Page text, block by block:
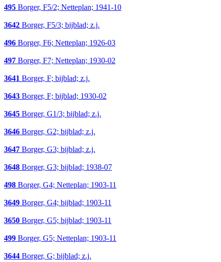
495 Borger, F5/2; Netteplan; 1941-10
3642 Borger, F5/3; bijblad; z.j.
496 Borger, F6; Netteplan; 1926-03
497 Borger, F7; Netteplan; 1930-02
3641 Borger, F; bijblad; z.j.
3643 Borger, F; bijblad; 1930-02
3645 Borger, G1/3; bijblad; z.j.
3646 Borger, G2; bijblad; z.j.
3647 Borger, G3; bijblad; z.j.
3648 Borger, G3; bijblad; 1938-07
498 Borger, G4; Netteplan; 1903-11
3649 Borger, G4; bijblad; 1903-11
3650 Borger, G5; bijblad; 1903-11
499 Borger, G5; Netteplan; 1903-11
3644 Borger, G; bijblad; z.j.